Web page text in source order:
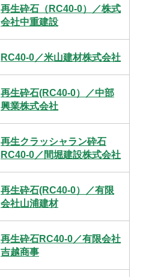
再生砕石（RC40-0）／株式
会社中重建設
RC40-0／米山建材株式会社
再生砕石(RC40-0）／中部
興業株式会社
再生クラッシャラン砕石
RC40-0／間堀建設株式会社
再生砕石(RC40-0）／有限
会社山浦建材
再生砕石RC40-0／有限会社
吉越商事